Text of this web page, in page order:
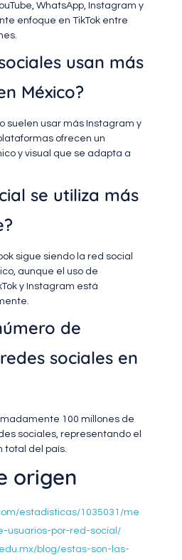
WhatsApp, Instagram y
enfoque en TikTok entre
usan más
México?
suelen usar más Instagram y
ofrecen un
y visual que se adapta a
se utiliza más
sigue siendo la red social
aunque el uso de
y Instagram está
de
sociales en
100 millones de
sociales, representando el
total del país.
origen
estadisticas/1035031/me
usuarios-por-red-social/
blog/estas-son-las-